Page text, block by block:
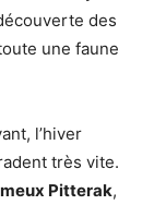
des
une faune
l’hiver
très vite.
Pitterak,